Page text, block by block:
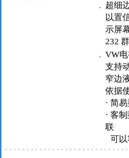
． 超细
以置
示屏
232
． VW
支持
窄边
依据
· 简
· 客
联
可